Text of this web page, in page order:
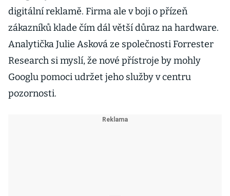
digitální reklamě. Firma ale v boji o přízeň
zákazníků klade čím dál větší důraz na hardware.
Analytička Julie Asková ze společnosti Forrester
Research si myslí, že nové přístroje by mohly
Googlu pomoci udržet jeho služby v centru
pozornosti.